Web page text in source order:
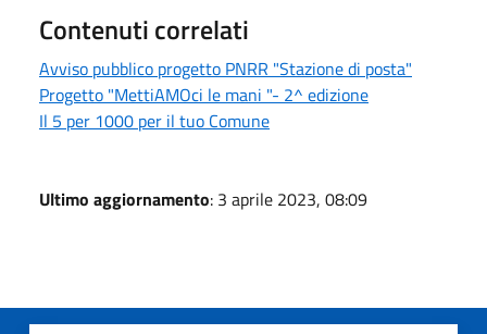
Contenuti correlati
Avviso pubblico progetto PNRR "Stazione di posta"
Progetto "MettiAMOci le mani "- 2^ edizione
Il 5 per 1000 per il tuo Comune
Ultimo aggiornamento: 3 aprile 2023, 08:09